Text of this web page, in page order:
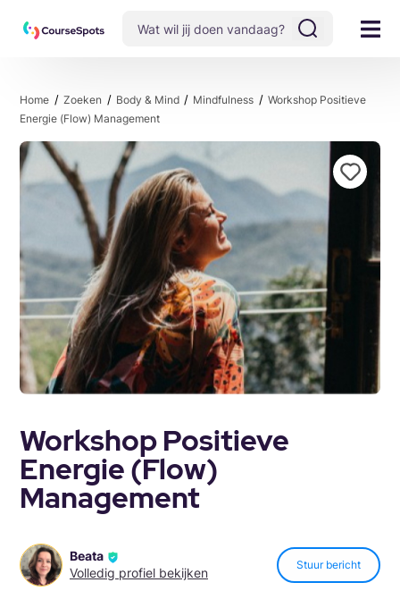
Home Zoeken Body & Mind Mindfulness
Workshop Positieve
Energie (Flow) Management
Workshop Positieve
Energie (Flow)
Management
Beata
Volledig profiel bekijken
Stuur bericht